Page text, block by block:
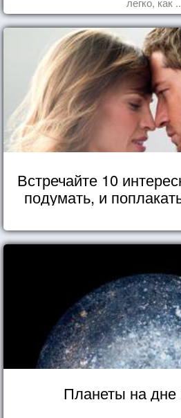
Встречайте 10
подумать, и
Планеты на дне